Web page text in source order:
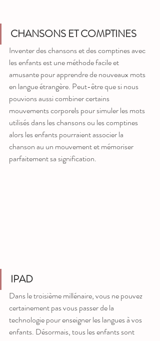
CHANSONS ET COMPTINES
Inventer des chansons et des comptines avec
les enfants est une méthode facile et
amusante pour apprendre de nouveaux mots
en langue étrangère. Peut-être que si nous
pouvions aussi combiner certains
mouvements corporels pour simuler les mots
utilisés dans les chansons ou les comptines
alors les enfants pourraient associer la
chanson au un mouvement et mémoriser
parfaitement sa signification.
IPAD
Dans le troisième millénaire, vous ne pouvez
certainement pas vous passer de la
technologie pour enseigner les langues à vos
enfants. Désormais, tous les enfants sont